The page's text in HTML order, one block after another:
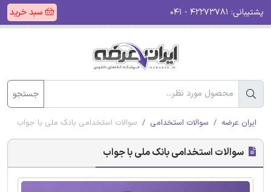
پشتیبانی: سبد خرید
جستجو
ایران عرضه سوالات استخدامی سوالات استخدامی بانک ملی با جواب
سوالات استخدامی بانک ملی با جواب